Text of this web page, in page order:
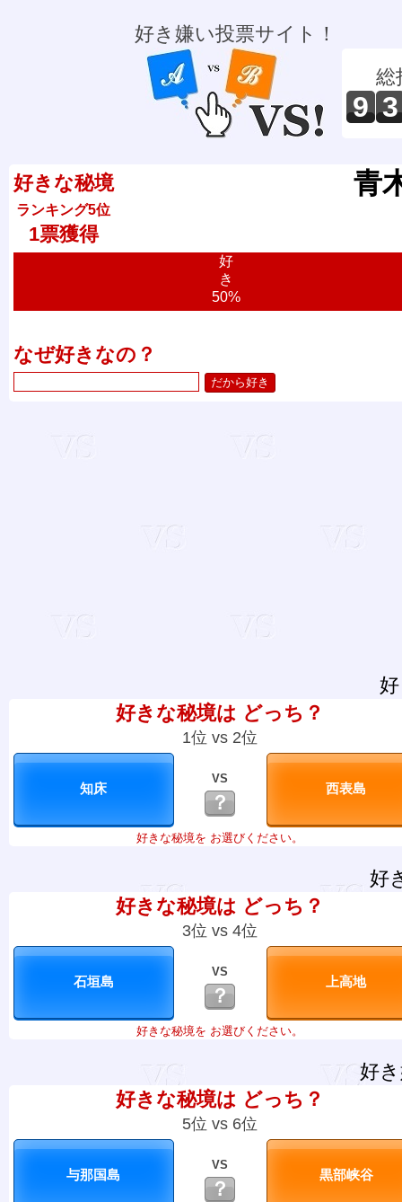
好き嫌い投票サイト！
総
9 3
好きな秘境
ランキング5位
1票獲得
青
好
き
50%
なぜ好きなの？
好きな秘境は どっち？
1位 vs 2位
VS
？
好きな秘境を お選びください。
好
好きな秘境は どっち？
3位 vs 4位
VS
？
好きな秘境を お選びください。
好
好きな秘境は どっち？
5位 vs 6位
VS
？